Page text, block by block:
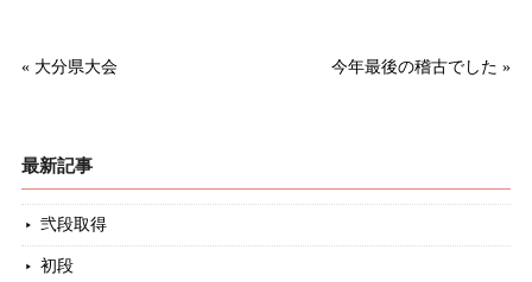
« 大分県大会 今年最後の稽古でした »
最新記事
弐段取得
初段